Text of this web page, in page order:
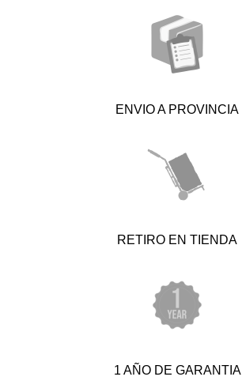
ENVIO A PROVINCIA
RETIRO EN TIENDA
1 AÑO DE GARANTIA